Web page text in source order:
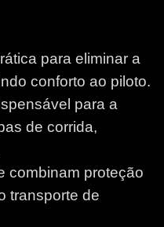
para eliminar a
conforto ao piloto.
para a
de corrida,
combinam proteção
transporte de